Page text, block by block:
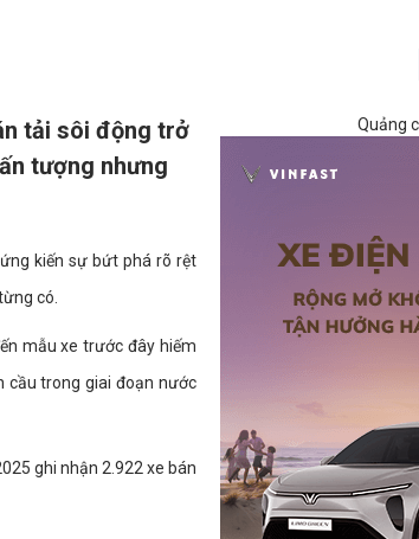
tải sôi động trở
tượng nhưng
kiến sự bứt phá rõ rệt
có.
mẫu xe trước đây hiếm
cầu trong giai đoạn nước
ghi nhận 2.922 xe bán
Quảng